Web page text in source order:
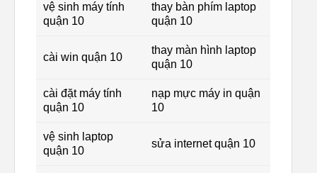
vệ sinh máy tính
quận 10
thay bàn phím laptop
quận 10
cài win quận 10
thay màn hình laptop
quận 10
cài đặt máy tính
quận 10
nạp mực máy in quận
10
vệ sinh laptop
quận 10
sửa internet quận 10